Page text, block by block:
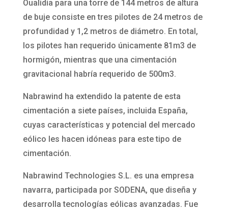
Oualidia para una torre de 144 metros de altura
de buje consiste en tres pilotes de 24 metros de
profundidad y 1,2 metros de diámetro. En total,
los pilotes han requerido únicamente 81m3 de
hormigón, mientras que una cimentación
gravitacional habría requerido de 500m3.
Nabrawind ha extendido la patente de esta
cimentación a siete países, incluida España,
cuyas características y potencial del mercado
eólico les hacen idóneas para este tipo de
cimentación.
Nabrawind Technologies S.L. es una empresa
navarra, participada por SODENA, que diseña y
desarrolla tecnologías eólicas avanzadas. Fue